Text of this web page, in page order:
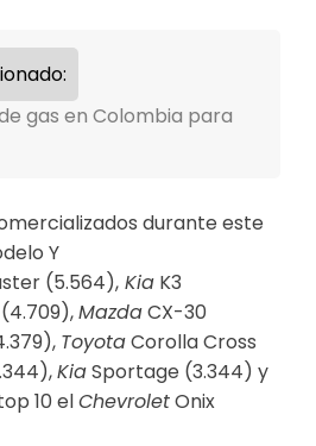
gas en Colombia para
durante este
Y
(5.564), Kia K3
MazdaCX-30
ToyotaCorolla Cross
KiaSportage (3.344) y
10 elChevroletOnix